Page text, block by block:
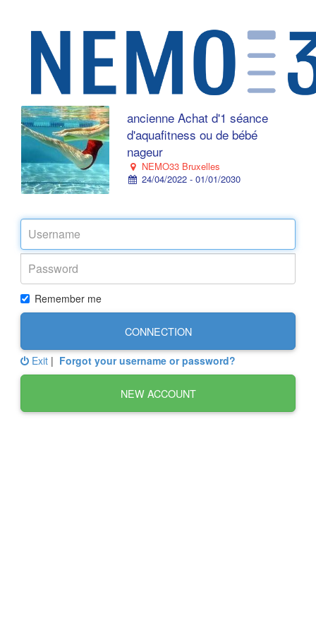
ancienne Achat d'1 séance
d'aquafitness ou de bébé
nageur
NEMO33 Bruxelles
24/04/2022 - 01/01/2030
Remember me
CONNECTION
Exit | Forgot your username or password?
NEW ACCOUNT